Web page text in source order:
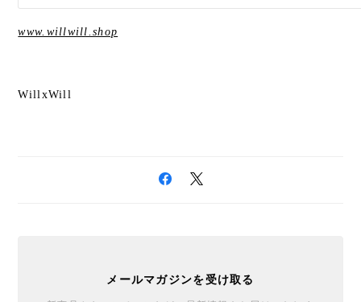
www.willwill.shop
WillxWill
メールマガジンを受け取る